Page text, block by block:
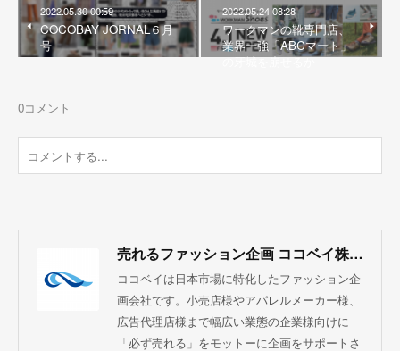
2022.05.30 00:59
COCOBAY JORNAL６月
号
2022.05.24 08:28
ワークマンの靴専門店、
業界一強「ABCマート」
の牙城を崩せるか
0コメント
売れるファッション企画 ココベイ株式会社
ココベイは日本市場に特化したファッション企
画会社です。小売店様やアパレルメーカー様、
広告代理店様まで幅広い業態の企業様向けに
「必ず売れる」をモットーに企画をサポートさ